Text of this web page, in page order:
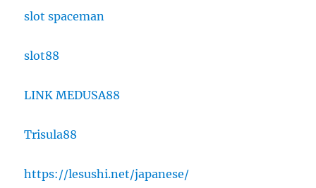
slot spaceman
slot88
LINK MEDUSA88
Trisula88
https://lesushi.net/japanese/